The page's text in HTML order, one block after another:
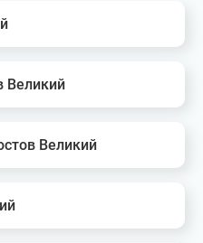
Великий
Великий